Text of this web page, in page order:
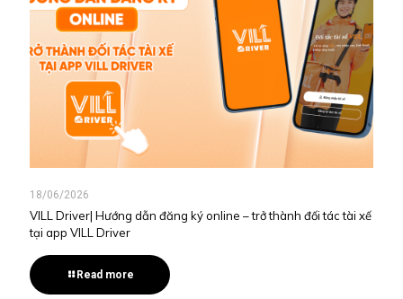
18/06/2026
VILL Driver| Hướng dẫn đăng ký online – trở thành đối tác tài xế
tại app VILL Driver
Read more